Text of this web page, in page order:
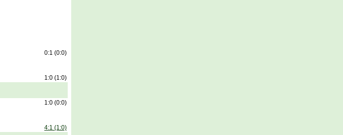
0:1 (0:0)
1:0 (1:0)
1:0 (0:0)
4:1 (1:0)